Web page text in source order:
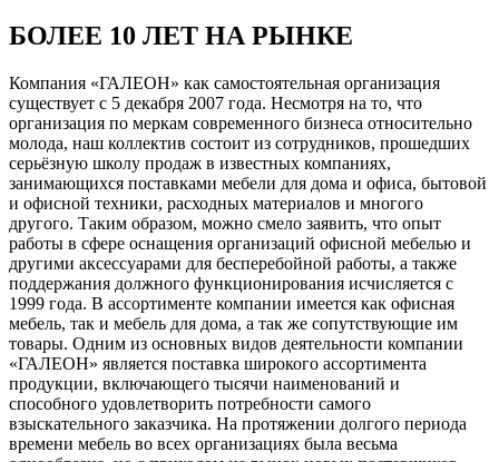
БОЛЕЕ 10 ЛЕТ НА РЫНКЕ
Компания «ГАЛЕОН» как самостоятельная организация
существует с 5 декабря 2007 года. Несмотря на то, что
организация по меркам современного бизнеса относительно
молода, наш коллектив состоит из сотрудников, прошедших
серьёзную школу продаж в известных компаниях,
занимающихся поставками мебели для дома и офиса, бытовой
и офисной техники, расходных материалов и многого
другого. Таким образом, можно смело заявить, что опыт
работы в сфере оснащения организаций офисной мебелью и
другими аксессуарами для бесперебойной работы, а также
поддержания должного функционирования исчисляется с
1999 года. В ассортименте компании имеется как офисная
мебель, так и мебель для дома, а так же сопутствующие им
товары. Одним из основных видов деятельности компании
«ГАЛЕОН» является поставка широкого ассортимента
продукции, включающего тысячи наименований и
способного удовлетворить потребности самого
взыскательного заказчика. На протяжении долгого периода
времени мебель во всех организациях была весьма